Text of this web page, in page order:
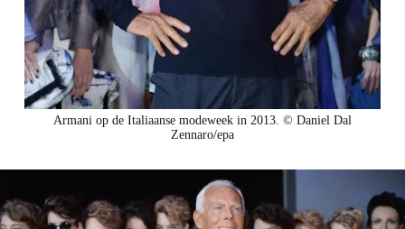
Armani op de Italiaanse modeweek in 2013. © Daniel Dal
Zennaro/epa